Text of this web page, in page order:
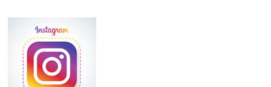
よくあるご質問
スタッフブログ